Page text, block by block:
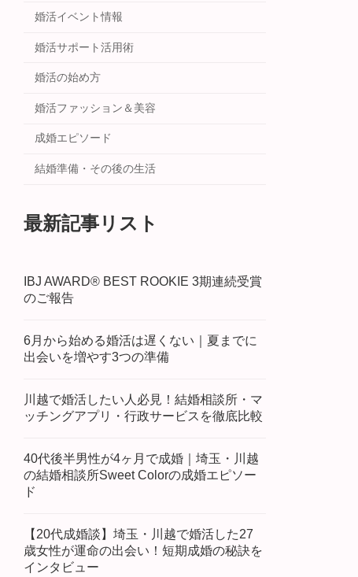
婚活イベント情報
婚活サポート活用術
婚活の始め方
婚活ファッション＆美容
成婚エピソード
結婚準備・その後の生活
最新記事リスト
IBJ AWARD® BEST ROOKIE 3期連続受賞
のご報告
6月から始める婚活は遅くない｜夏までに
出会いを増やす3つの準備
川越で婚活したい人必見！結婚相談所・マ
ッチングアプリ・行政サービスを徹底比較
40代後半男性が4ヶ月で成婚｜埼玉・川越
の結婚相談所Sweet Colorの成婚エピソー
ド
【20代成婚談】埼玉・川越で婚活した27
歳女性が運命の出会い！短期成婚の秘訣を
インタビュー